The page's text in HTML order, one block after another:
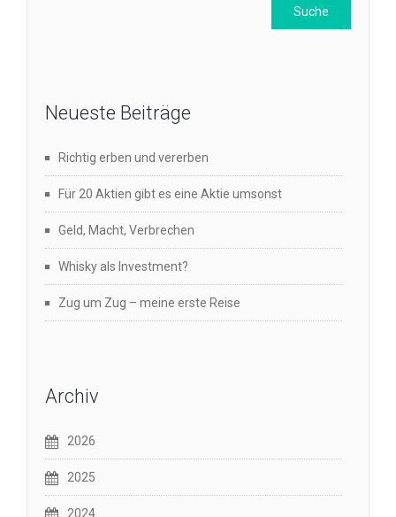
Neueste Beiträge
Richtig erben und vererben
Für 20 Aktien gibt es eine Aktie umsonst
Geld, Macht, Verbrechen
Whisky als Investment?
Zug um Zug – meine erste Reise
Archiv
2026
2025
2024